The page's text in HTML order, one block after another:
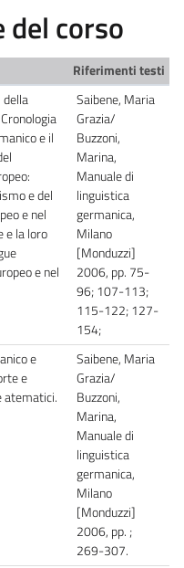
del corso
Riferimenti testi
e il
e del
e nel
e la loro
e nel
Saibene, Maria
Grazia/
Buzzoni,
Marina,
Manuale di
linguistica
germanica,
Milano
[Monduzzi]
2006, pp. 75-
96; 107-113;
115-122; 127-
154;
e
e
atematici.
Saibene, Maria
Grazia/
Buzzoni,
Marina,
Manuale di
linguistica
germanica,
Milano
[Monduzzi]
2006, pp. ;
269-307.